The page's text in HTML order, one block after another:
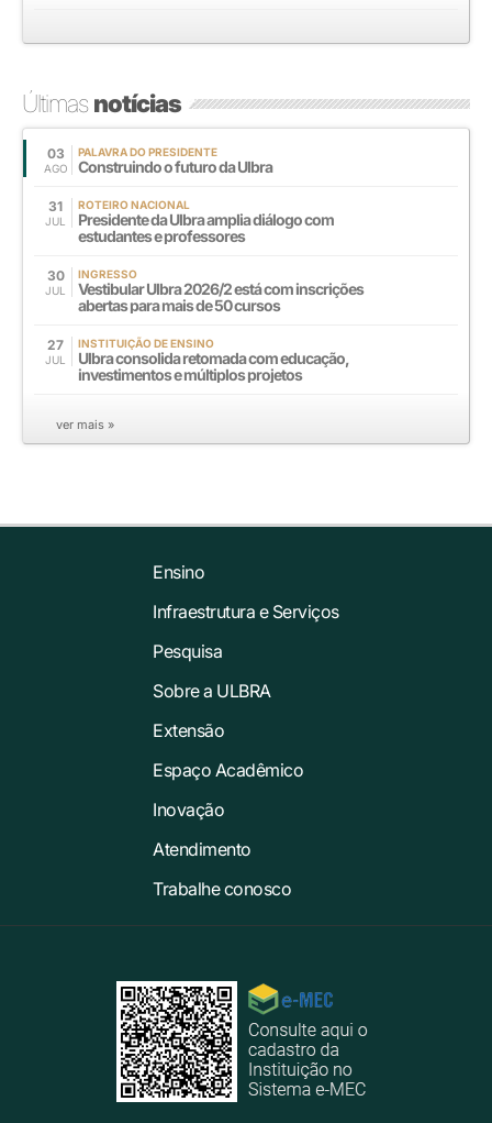
Últimasnotícias
03
AGO
PALAVRA DO PRESIDENTE
Construindo o futuro da Ulbra
31
JUL
ROTEIRO NACIONAL
Presidente da Ulbra amplia diálogo com
estudantes e professores
30
JUL
INGRESSO
Vestibular Ulbra 2026/2 está com inscrições
abertas para mais de 50 cursos
27
JUL
INSTITUIÇÃO DE ENSINO
Ulbra consolida retomada com educação,
investimentos e múltiplos projetos
ver mais »
Ensino
Infraestrutura e Serviços
Pesquisa
Sobre a ULBRA
Extensão
Espaço Acadêmico
Inovação
Atendimento
Trabalhe conosco